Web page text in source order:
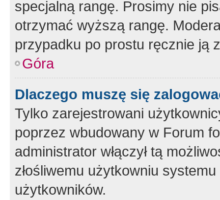
specjalną rangę. Prosimy nie
otrzymać wyższą rangę.
przypadku po prostu ręcznie ją
Góra
Dlaczego muszę się
Tylko zarejestrowani
poprzez wbudowany w Forum
administrator włączył tą
złośliwemu użytkowniu
użytkowników.